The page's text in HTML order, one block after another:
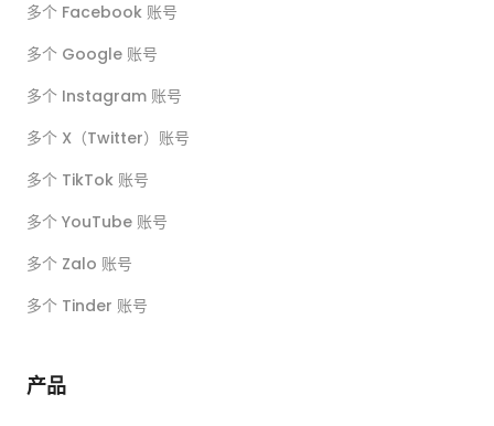
多个 Facebook 账号
多个 Google 账号
多个 Instagram 账号
多个 X（Twitter）账号
多个 TikTok 账号
多个 YouTube 账号
多个 Zalo 账号
多个 Tinder 账号
产品